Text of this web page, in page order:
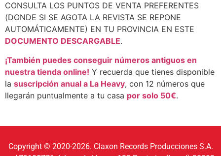
CONSULTA LOS PUNTOS DE VENTA PREFERENTES
(DONDE SI SE AGOTA LA REVISTA SE REPONE
AUTOMÁTICAMENTE) EN TU PROVINCIA EN ESTE
DOCUMENTO DESCARGABLE.
¡También puedes conseguir números antiguos en
nuestra tienda online! Y recuerda que tienes disponible
la suscripción anual a La Heavy, con 12 números que
llegarán puntualmente a tu casa por solo 50€.
Copyright © 2020-2026. Claxon Records Producciones S.A.